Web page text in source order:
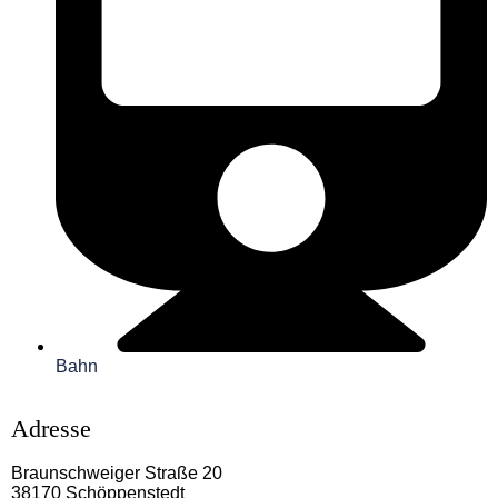
Bahn
Adresse
Braunschweiger Straße 20
38170 Schöppenstedt